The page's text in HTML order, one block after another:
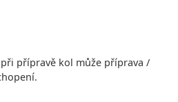
přípravě kol může příprava /